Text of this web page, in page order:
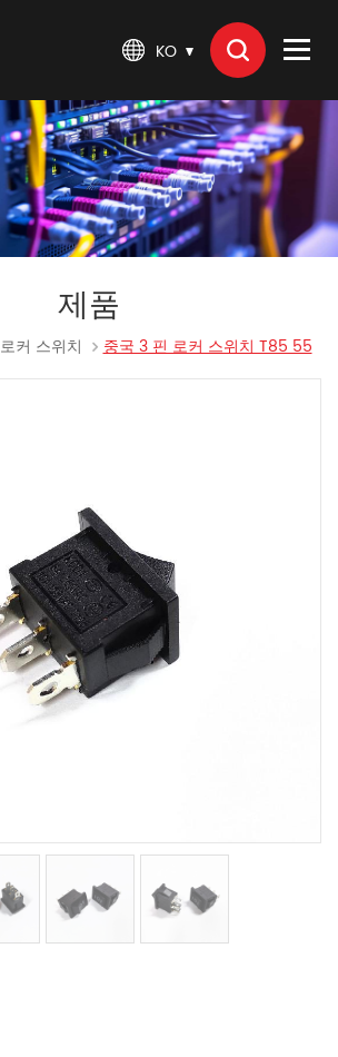
KO
제품
로커 스위치 중국 3 핀 로커 스위치 T85 55